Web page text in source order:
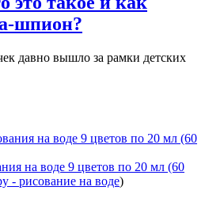
шпион?
давно вышло за рамки детских
на воде 9 цветов по 20 мл (60
- рисование на воде)